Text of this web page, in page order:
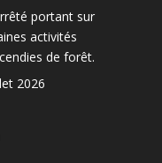
portant sur
activités
de forêt.
2026